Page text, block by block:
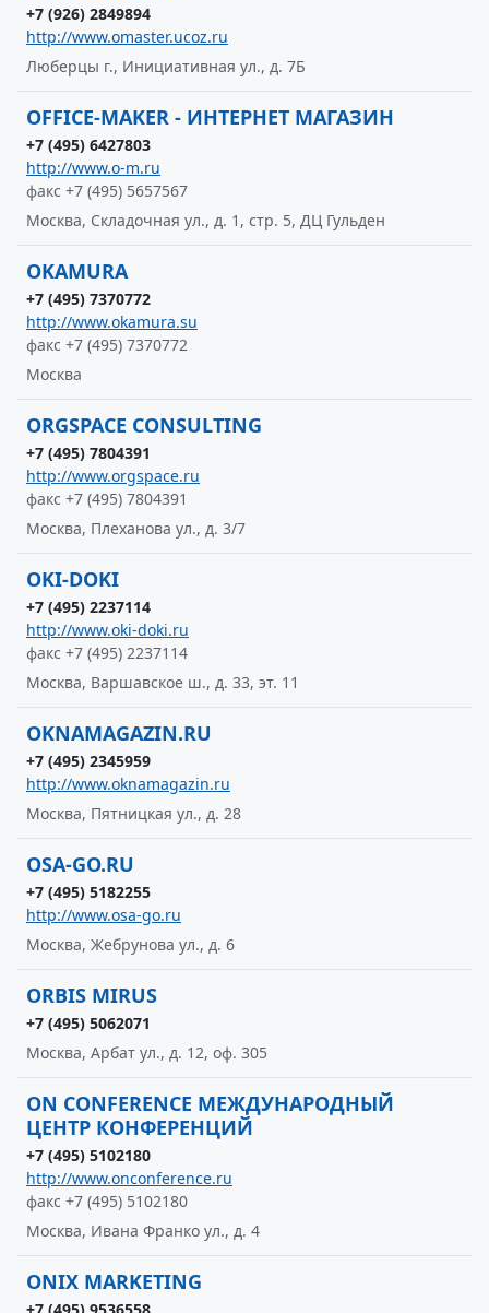
+7 (926) 2849894
http://www.omaster.ucoz.ru
Люберцы г., Инициативная ул., д. 7Б
OFFICE-MAKER - ИНТЕРНЕТ МАГАЗИН
+7 (495) 6427803
http://www.o-m.ru
факс +7 (495) 5657567
Москва, Складочная ул., д. 1, стр. 5, ДЦ Гульден
OKAMURA
+7 (495) 7370772
http://www.okamura.su
факс +7 (495) 7370772
Москва
ORGSPACE CONSULTING
+7 (495) 7804391
http://www.orgspace.ru
факс +7 (495) 7804391
Москва, Плеханова ул., д. 3/7
OKI-DOKI
+7 (495) 2237114
http://www.oki-doki.ru
факс +7 (495) 2237114
Москва, Варшавское ш., д. 33, эт. 11
OKNAMAGAZIN.RU
+7 (495) 2345959
http://www.oknamagazin.ru
Москва, Пятницкая ул., д. 28
OSA-GO.RU
+7 (495) 5182255
http://www.osa-go.ru
Москва, Жебрунова ул., д. 6
ORBIS MIRUS
+7 (495) 5062071
Москва, Арбат ул., д. 12, оф. 305
ON CONFERENCE МЕЖДУНАРОДНЫЙ
ЦЕНТР КОНФЕРЕНЦИЙ
+7 (495) 5102180
http://www.onconference.ru
факс +7 (495) 5102180
Москва, Ивана Франко ул., д. 4
ONIX MARKETING